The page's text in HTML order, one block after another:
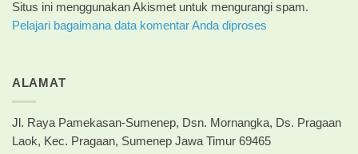
Situs ini menggunakan Akismet untuk mengurangi spam.
Pelajari bagaimana data komentar Anda diproses
ALAMAT
Jl. Raya Pamekasan-Sumenep, Dsn. Mornangka, Ds. Pragaan
Laok, Kec. Pragaan, Sumenep Jawa Timur 69465